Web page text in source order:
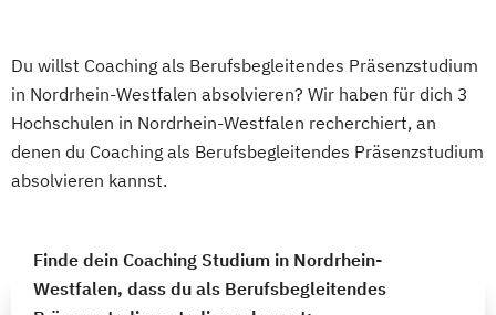
Du willst Coaching als Berufsbegleitendes Präsenzstudium
in Nordrhein-Westfalen absolvieren? Wir haben für dich 3
Hochschulen in Nordrhein-Westfalen recherchiert, an
denen du Coaching als Berufsbegleitendes Präsenzstudium
absolvieren kannst.
Finde dein Coaching Studium in Nordrhein-
Westfalen, dass du als Berufsbegleitendes